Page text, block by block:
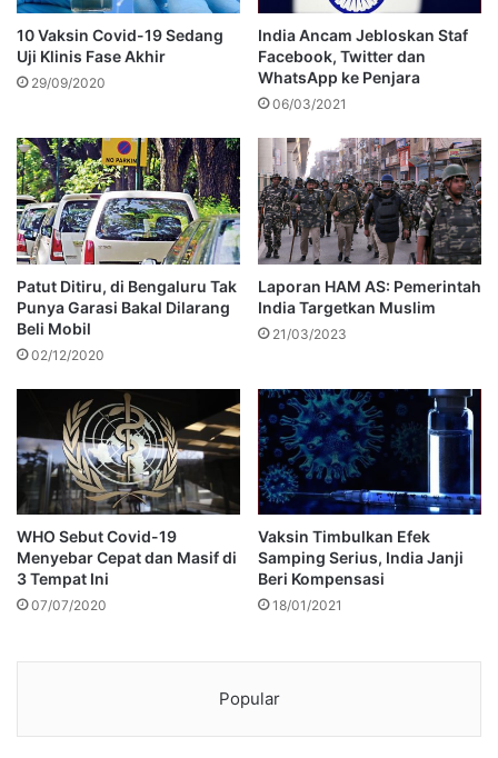
10 Vaksin Covid-19 Sedang
Uji Klinis Fase Akhir
29/09/2020
India Ancam Jebloskan Staf
Facebook, Twitter dan
WhatsApp ke Penjara
06/03/2021
Patut Ditiru, di Bengaluru Tak
Punya Garasi Bakal Dilarang
Beli Mobil
02/12/2020
Laporan HAM AS: Pemerintah
India Targetkan Muslim
21/03/2023
WHO Sebut Covid-19
Menyebar Cepat dan Masif di
3 Tempat Ini
07/07/2020
Vaksin Timbulkan Efek
Samping Serius, India Janji
Beri Kompensasi
18/01/2021
Popular